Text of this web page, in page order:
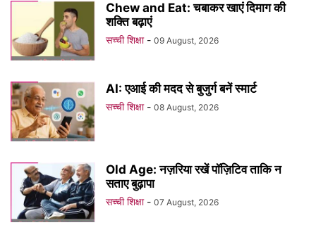
Chew and Eat: चबाकर खाएं दिमाग की
शक्ति बढ़ाएं
सच्ची शिक्षा - 09 August, 2026
AI: एआई की मदद से बुजुर्ग बनें स्मार्ट
सच्ची शिक्षा - 08 August, 2026
Old Age: नज़रिया रखें पॉज़िटिव ताकि न
सताए बुढ़ापा
सच्ची शिक्षा - 07 August, 2026